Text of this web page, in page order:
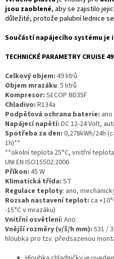
jsou zaoblené, aby se zajistilo
důležité, protože palubní lednice
Součástí napájecího systému
TECHNICKÉ PARAMETRY CRUISE
Celkový objem: 49 litrů
Objem mrazáku: 5 litrů
Kompresor: SECOP BD35F
Chladivo: R134a
Podpěťová ochrana baterie: ano
Napájecí napětí: DC 12-24 Volt,
Spotřeba za den: 0,278kWh/24h
1h)**
**okolní teplota 25°C, vnitřní teplota
UNI EN ISO15502:2006
Příkon: 45 W
Klimatická třída: ST
Regulace teploty: ano,
Rozsah nastavení teplot: ca
-15°C v mrazáku)
Vnitřní osvětlení: Ano
Vnější rozměry (v/š/h mm): 531 /
hloubka pro tzv. předsazenou